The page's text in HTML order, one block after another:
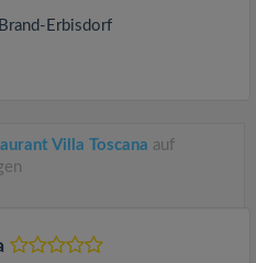
Brand-Erbisdorf
Villa Toscana auf